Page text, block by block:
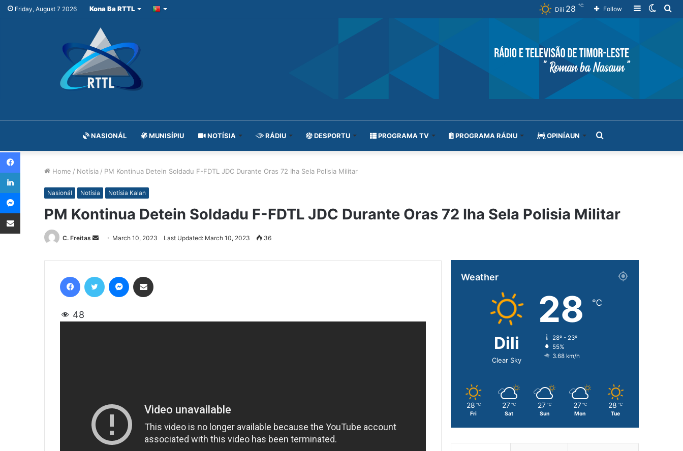
Friday, August 7 2026 Kona Ba RTTL
Switch
Sidebar
Follow
Dili 28 ℃
NASIONÁL MUNISÍPIU NOTÍSIA RÁDIU DESPORTU PROGRAMA TV PROGRAMA RÁDIU OPINÍAUN
Home / Notísia / PM Kontinua Detein Soldadu F-FDTL JDC Durante Oras 72 Iha Sela Polisia Militar
Nasionál Notísia Notísia Kalan
PM Kontinua Detein Soldadu F-FDTL JDC Durante Oras 72 Iha Sela Polisia Militar
C. Freitas
Send
email
March 10, 2023 Last Updated: March 10, 2023 36
48
Weather
Dili
Clear Sky
28 ℃
28º - 23º
55%
3.68 km/h
28 ℃
Fri
27 ℃
Sat
27 ℃
Sun
27 ℃
Mon
28 ℃
Tue
Facebook
LinkedIn
Messenger